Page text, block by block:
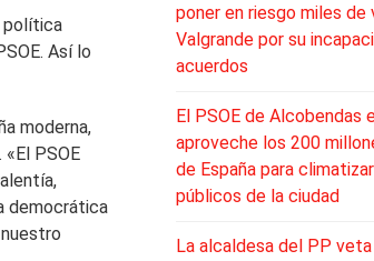
política
Así lo
moderna,
PSOE
democrática
poner en riesgo miles de
Valgrande por su
acuerdos
El PSOE de Alcobendas
aproveche los 200
de España para
públicos de la ciudad
La alcaldesa del PP